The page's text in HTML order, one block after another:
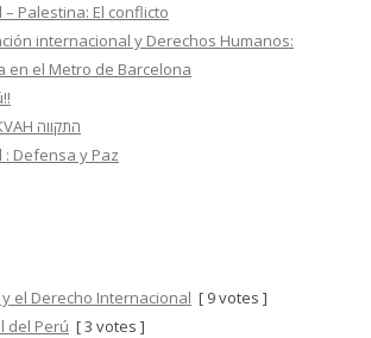
– Palestina: El conflicto
internacional y Derechos Humanos:
en el Metro de Barcelona
HATIKVAH התקווה
: Defensa y Paz
el Derecho Internacional [ 9 votes ]
del Perú [ 3 votes ]